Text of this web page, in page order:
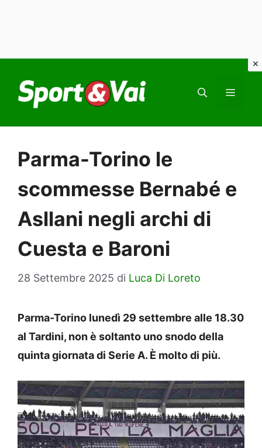
contenuto
Parma-Torino le
scommesse Bernabé e
Asllani negli archi di
Cuesta e Baroni
28 Settembre 2025 di Luca Di Loreto
Parma-Torino lunedì 29 settembre alle 18.30
al Tardini, non è soltanto uno snodo della
quinta giornata di Serie A. È molto di più.